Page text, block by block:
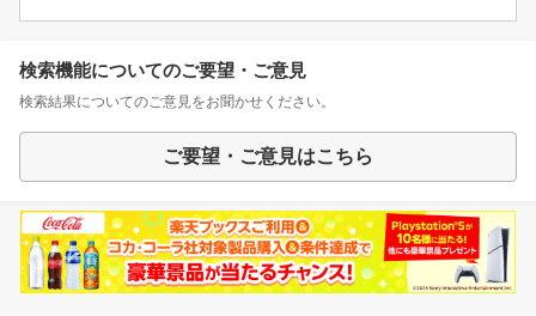
検索機能についてのご要望・ご意見
検索結果についてのご意見をお聞かせください。
ご要望・ご意見はこちら